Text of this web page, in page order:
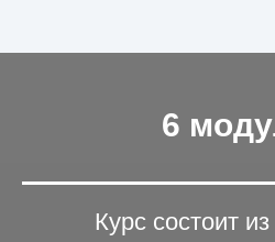
6
Курс состоит